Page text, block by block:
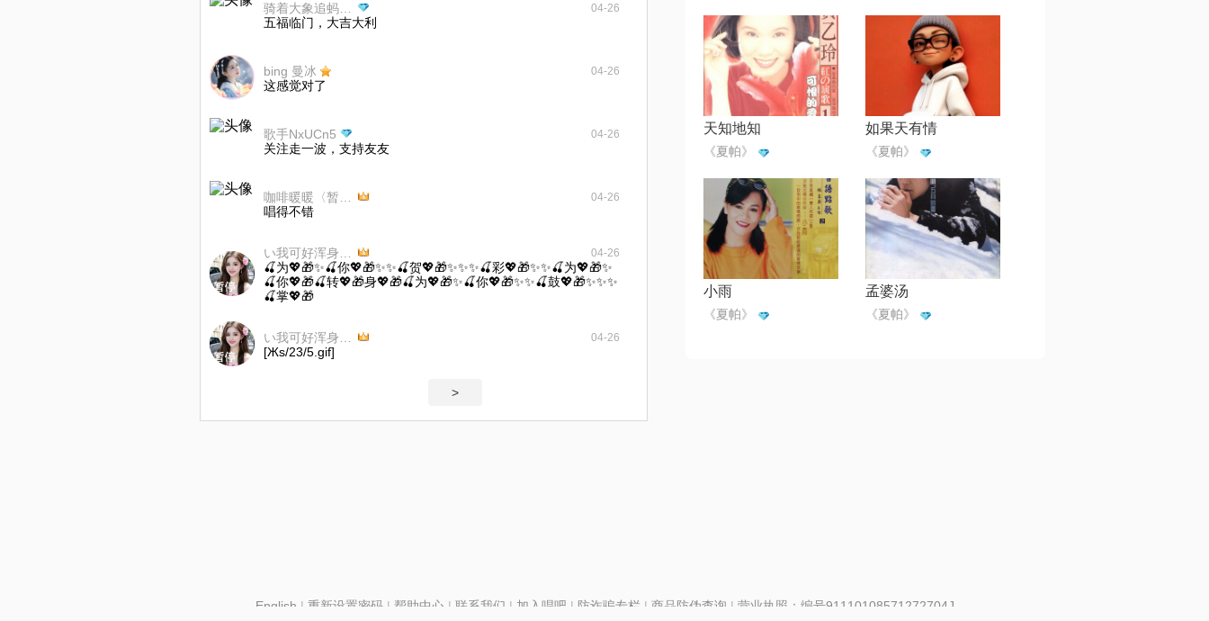
04-26
五福临门，大吉大利
bing 曼冰 04-26
这感觉对了
歌手NxUCn5 04-26
关注走一波，支持友友
04-26
唱得不错
04-26
🍒为💖🎁✨🍒你💖🎁✨✨🍒贺💖🎁✨✨✨🍒彩💖🎁✨✨🍒为💖🎁✨
🍒你💖🎁🍒转💖🎁身💖🎁🍒为💖🎁✨🍒你💖🎁✨✨🍒鼓💖🎁✨✨✨
🍒掌💖🎁
04-26
[Жs/23/5.gif]
>
天知地知
《夏帕》
如果天有情
《夏帕》
小雨
《夏帕》
孟婆汤
《夏帕》
English | 重新设置密码| 帮助中心 | 联系我们 | 加入唱吧 | 防诈骗专栏 | 商品防伪查询 | 营业执照：编号91110108571272704J